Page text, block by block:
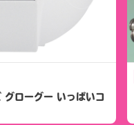
グローグー いっぱいコ